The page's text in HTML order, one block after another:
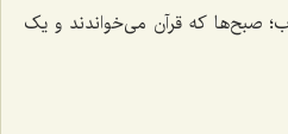
صبح‌ها که قرآن می‌خواندند و یک